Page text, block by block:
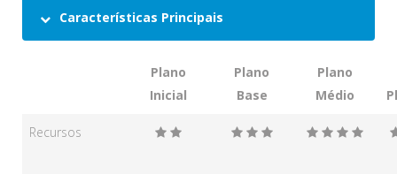
Características Principais
Plano
Inicial
Plano
Base
Plano
Médio
Recursos